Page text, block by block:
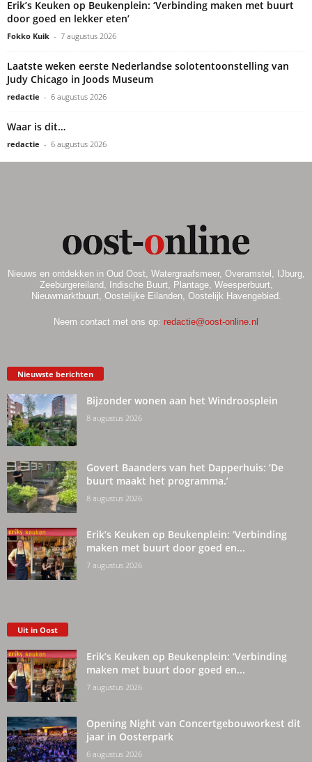
Erik’s Keuken op Beukenplein: ‘Verbinding maken met buurt
door goed en lekker eten’
Fokko Kuik - 7 augustus 2026
Laatste weken eerste Nederlandse solotentoonstelling van
Judy Chicago in Joods Museum
redactie - 6 augustus 2026
Waar is dit…
redactie - 6 augustus 2026
Nieuws en ontdekken in Oud Oost, Watergraafsmeer, Overamstel, IJburg,
Zeeburgereiland, Indische Buurt, Plantage, Weesperbuurt,
Nieuwmarktbuurt, Oostelijke Eilanden, Oostelijk Havengebied.
Neem contact met ons op: redactie@oost-online.nl
Nieuwste berichten
Bijzonder wonen aan het Windroosplein
8 augustus 2026
Govert Baanders van het Dapperhuis: ‘De
buurt maakt het programma.’
8 augustus 2026
Erik’s Keuken op Beukenplein: ‘Verbinding
maken met buurt door goed en...
7 augustus 2026
Uit in Oost
Erik’s Keuken op Beukenplein: ‘Verbinding
maken met buurt door goed en...
7 augustus 2026
Opening Night van Concertgebouworkest dit
jaar in Oosterpark
6 augustus 2026